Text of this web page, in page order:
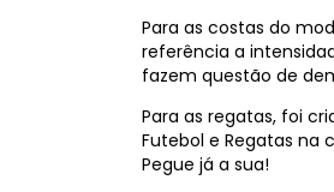
Para as costas do
referência a
fazem questão de
Para as regatas, foi
Futebol e Regatas na
Pegue já a sua!